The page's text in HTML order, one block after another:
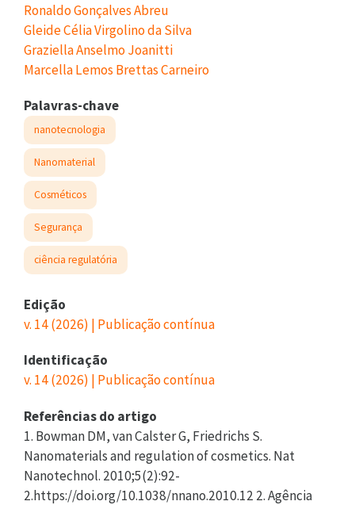
Ronaldo Gonçalves Abreu
Gleide Célia Virgolino da Silva
Graziella Anselmo Joanitti
Marcella Lemos Brettas Carneiro
Palavras-chave
nanotecnologia
Nanomaterial
Cosméticos
Segurança
ciência regulatória
Edição
v. 14 (2026) | Publicação contínua
Identificação
v. 14 (2026) | Publicação contínua
Referências do artigo
1. Bowman DM, van Calster G, Friedrichs S.
Nanomaterials and regulation of cosmetics. Nat
Nanotechnol. 2010;5(2):92-
2.https://doi.org/10.1038/nnano.2010.12 2. Agência